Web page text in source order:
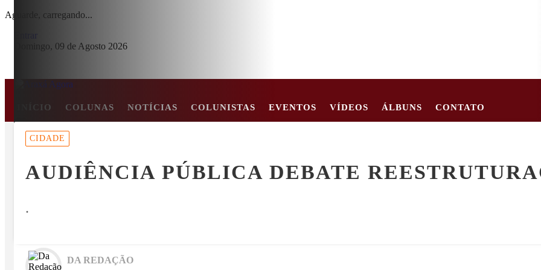
Aguarde, carregando...
Domingo, 09 de Agosto 2026
INÍCIO COLUNAS NOTÍCIAS COLUNISTAS EVENTOS VÍDEOS ÁLBUNS CONTATO
MENU
CIDADE
AUDIÊNCIA PÚBLICA DEBATE
.
DA REDAÇÃO